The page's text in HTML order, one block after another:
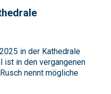
in der Kathedrale
ist in den vergangenen
nennt mögliche